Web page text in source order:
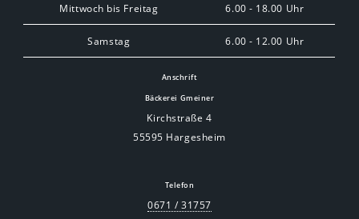
Mittwoch bis Freitag 6.00 - 18.00 Uhr
Samstag 6.00 - 12.00 Uhr
Anschrift
Bäckerei Gmeiner
Kirchstraße 4
55595 Hargesheim
Telefon
0671 / 31757